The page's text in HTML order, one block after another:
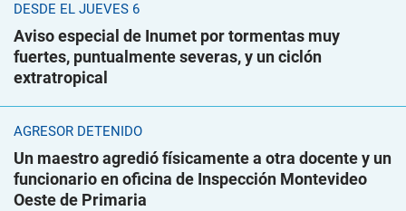
DESDE EL JUEVES 6
Aviso especial de Inumet por tormentas muy
fuertes, puntualmente severas, y un ciclón
extratropical
AGRESOR DETENIDO
Un maestro agredió físicamente a otra docente y un
funcionario en oficina de Inspección Montevideo
Oeste de Primaria